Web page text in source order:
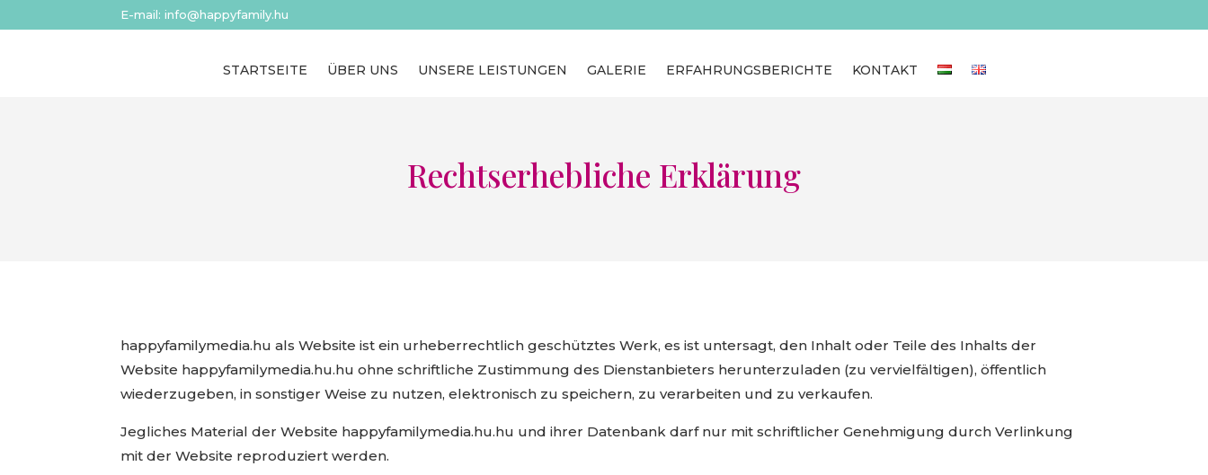
E-mail: info@happyfamily.hu
STARTSEITE ÜBER UNS UNSERE LEISTUNGEN GALERIE ERFAHRUNGSBERICHTE KONTAKT
Rechtserhebliche Erklärung
happyfamilymedia.hu als Website ist ein urheberrechtlich geschütztes Werk, es ist untersagt, den Inhalt oder Teile des Inhalts der
Website happyfamilymedia.hu.hu ohne schriftliche Zustimmung des Dienstanbieters herunterzuladen (zu vervielfältigen), öffentlich
wiederzugeben, in sonstiger Weise zu nutzen, elektronisch zu speichern, zu verarbeiten und zu verkaufen.
Jegliches Material der Website happyfamilymedia.hu.hu und ihrer Datenbank darf nur mit schriftlicher Genehmigung durch Verlinkung
mit der Website reproduziert werden.